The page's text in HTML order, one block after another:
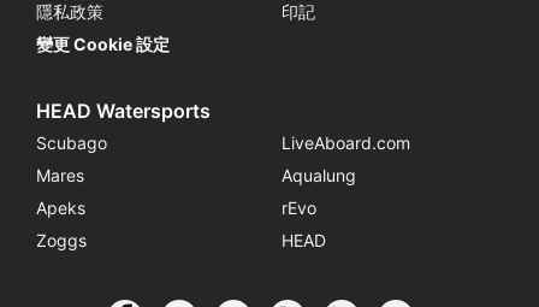
隱私政策
印記
變更 Cookie 設定
HEAD Watersports
Scubago
LiveAboard.com
Mares
Aqualung
Apeks
rEvo
Zoggs
HEAD